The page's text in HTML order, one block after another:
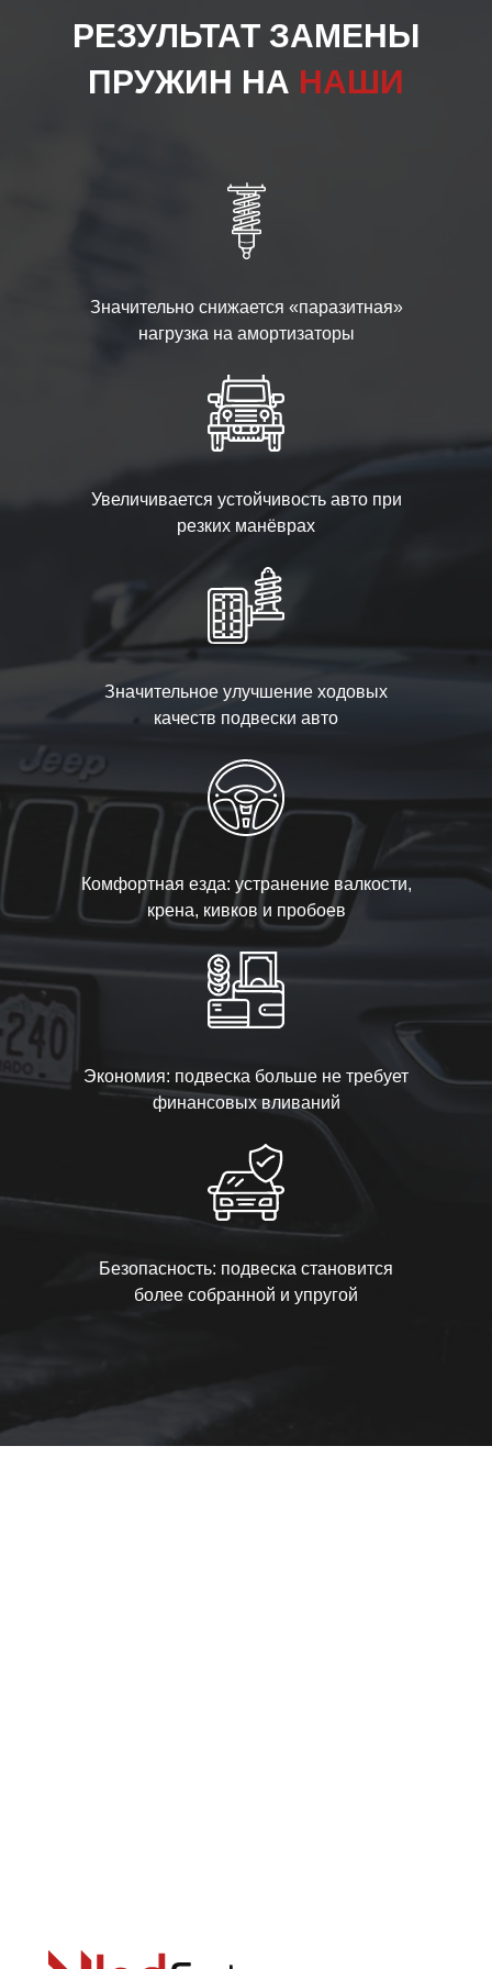
РЕЗУЛЬТАТ ЗАМЕНЫ
ПРУЖИН НА НАШИ
Значительно снижается «паразитная»
нагрузка на амортизаторы
Увеличивается устойчивость авто при
резких манёврах
Значительное улучшение ходовых
качеств подвески авто
Комфортная езда: устранение валкости,
крена, кивков и пробоев
Экономия: подвеска больше не требует
финансовых вливаний
Безопасность: подвеска становится
более собранной и упругой